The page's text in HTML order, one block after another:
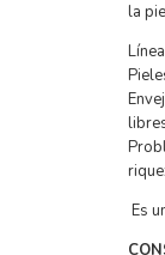
la
Es